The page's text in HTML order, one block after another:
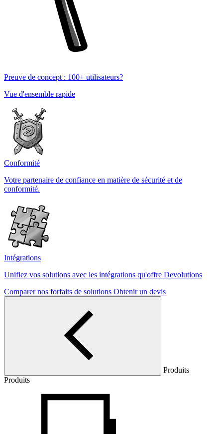
Preuve de concept : 100+ utilisateurs?
Vue d'ensemble rapide
Conformité
Votre partenaire de confiance en matière de sécurité et de
conformité.
Intégrations
Unifiez vos solutions avec les intégrations qu'offre Devolutions
Comparer nos forfaits de solutions Obtenir un devis
Produits
Produits